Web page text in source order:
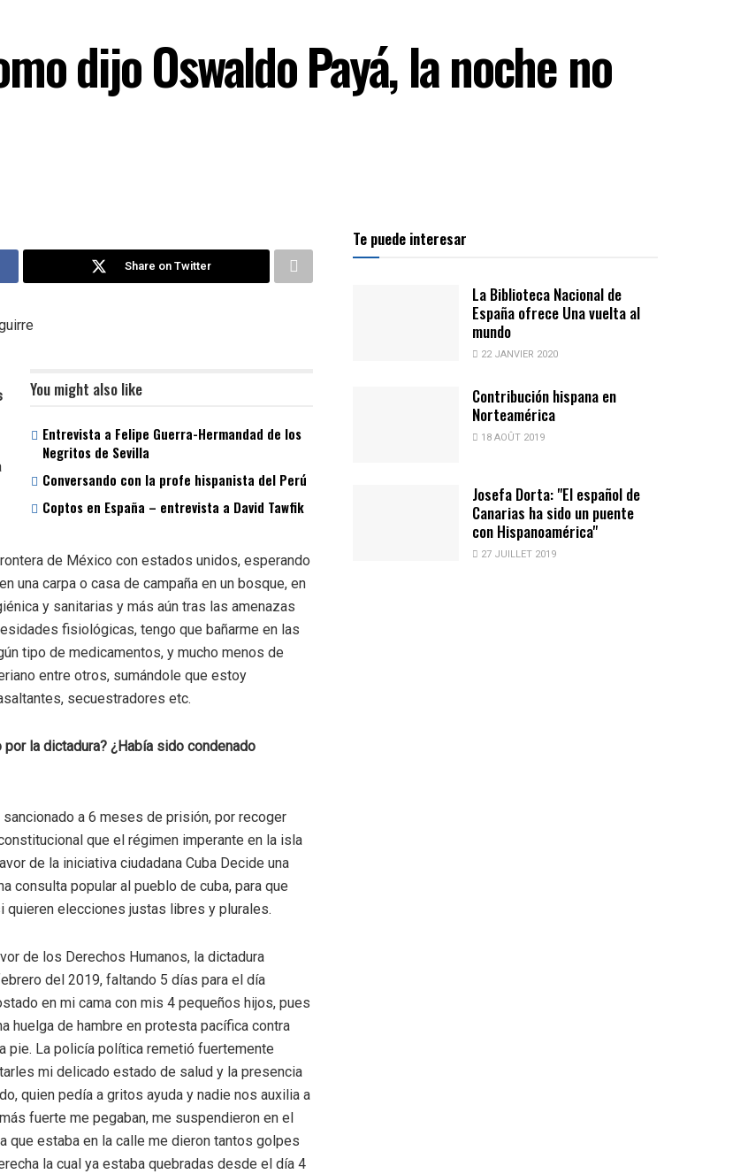
dijo Oswaldo Payá, la noche no
Share on Twitter
You might also like
Entrevista a Felipe Guerra-Hermandad de los
Negritos de Sevilla
Conversando con la profe hispanista del Perú
Coptos en España – entrevista a David Tawfik
de México con estados unidos, esperando
una carpa o casa de campaña en un bosque, en
y sanitarias y más aún tras las amenazas
fisiológicas, tengo que bañarme en las
tipo de medicamentos, y mucho menos de
entre otros, sumándole que estoy
secuestradores etc.
la dictadura? ¿Había sido condenado
a 6 meses de prisión, por recoger
que el régimen imperante en la isla
de la iniciativa ciudadana Cuba Decide una
consulta popular al pueblo de cuba, para que
elecciones justas libres y plurales.
de los Derechos Humanos, la dictadura
del 2019, faltando 5 días para el día
en mi cama con mis 4 pequeños hijos, pues
huelga de hambre en protesta pacífica contra
pie. La policía política remetió fuertemente
mi delicado estado de salud y la presencia
quien pedía a gritos ayuda y nadie nos auxilia a
fuerte me pegaban, me suspendieron en el
que estaba en la calle me dieron tantos golpes
la cual ya estaba quebradas desde el día 4
Te puede interesar
La Biblioteca Nacional de
España ofrece Una vuelta al
mundo
22 JANVIER 2020
Contribución hispana en
Norteamérica
18 AOÛT 2019
Josefa Dorta: "El español de
Canarias ha sido un puente
con Hispanoamérica"
27 JUILLET 2019